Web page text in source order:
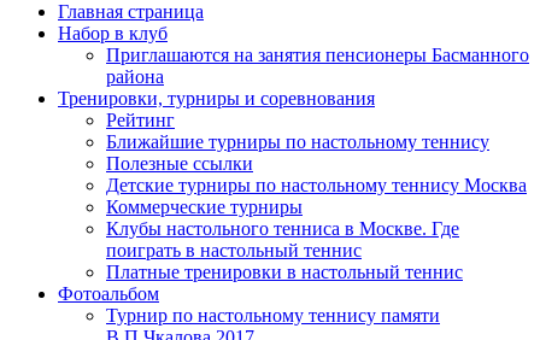
Главная страница
Набор в клуб
Приглашаются на занятия пенсионеры Басманного
района
Тренировки, турниры и соревнования
Рейтинг
Ближайшие турниры по настольному теннису
Полезные ссылки
Детские турниры по настольному теннису Москва
Коммерческие турниры
Клубы настольного тенниса в Москве. Где
поиграть в настольный теннис
Платные тренировки в настольный теннис
Фотоальбом
Турнир по настольному теннису памяти